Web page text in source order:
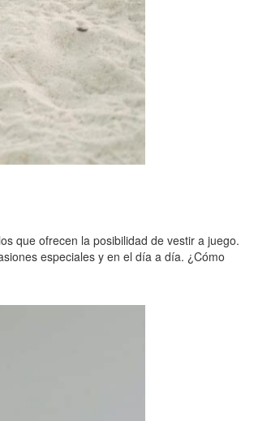
que ofrecen la posibilidad de vestir a juego.
especiales y en el día a día. ¿Cómo